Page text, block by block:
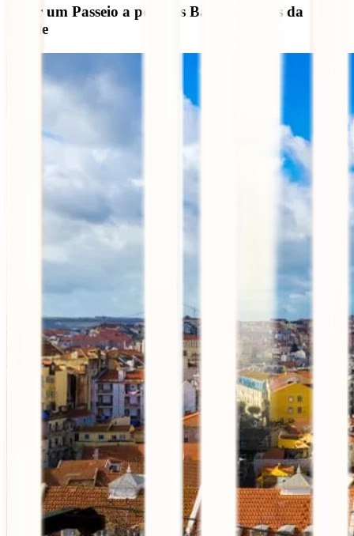
Fazer um Passeio a pé pelos Bairros típicos da
cidade